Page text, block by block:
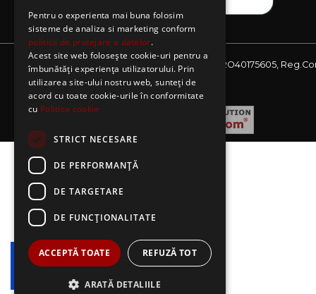
Website detinut de AE Sagres SRL, CIF: RO40175605,
J08/2727/2018
Pentru o experienta mai buna folosim
sisteme de analiza si marketing conform
politicii de protejare a datelor.
Acest site web folosește cookie-uri pentru a
îmbunătăți experiența utilizatorului. Prin
utilizarea site-ului nostru web, sunteți de
acord cu toate cookie-urile în conformitate
cu Politica cookie
STRICT NECESARE
DE PERFORMANȚĂ
DE TARGETARE
DE FUNCŢIONALITATE
ACCEPTĂ TOATE REFUZĂ TOT
ARATĂ DETALIILE